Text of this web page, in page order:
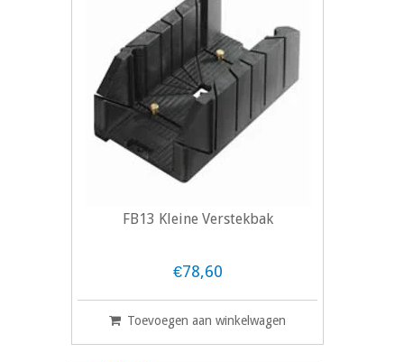
FB13 Kleine Verstekbak
€78,60
Toevoegen aan winkelwagen